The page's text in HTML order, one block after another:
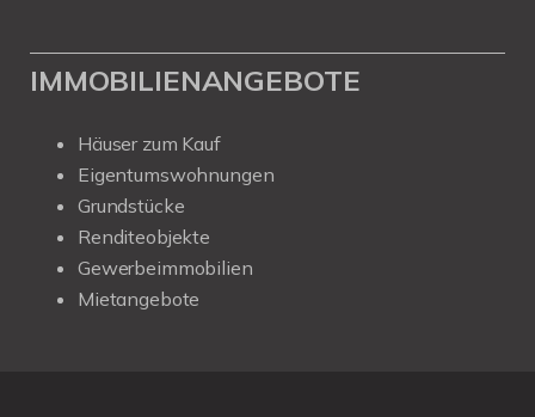
IMMOBILIENANGEBOTE
Häuser zum Kauf
Eigentumswohnungen
Grundstücke
Renditeobjekte
Gewerbeimmobilien
Mietangebote